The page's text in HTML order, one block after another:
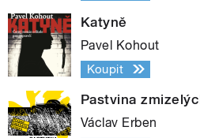
Katyně
Pavel Kohout
Koupit
Pastvina
Václav Erben